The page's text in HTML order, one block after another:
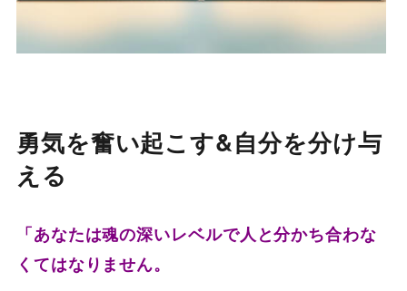
勇気を奮い起こす&自分を分け与
える
「あなたは魂の深いレベルで人と分かち合わな
くてはなりません。